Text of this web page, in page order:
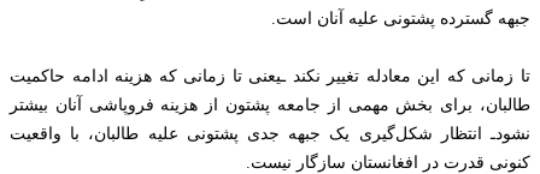
جبهه گسترده پشتونی علیه آنان است.
تا زمانی که این معادله تغییر نکند ـیعنی تا زمانی که هزینه ادامه حاکمیت
طالبان، برای بخش مهمی از جامعه پشتون از هزینه فروپاشی آنان بیشتر
نشودـ انتظار شکل‌گیری یک جبهه جدی پشتونی علیه طالبان، با واقعیت
کنونی قدرت در افغانستان سازگار نیست.